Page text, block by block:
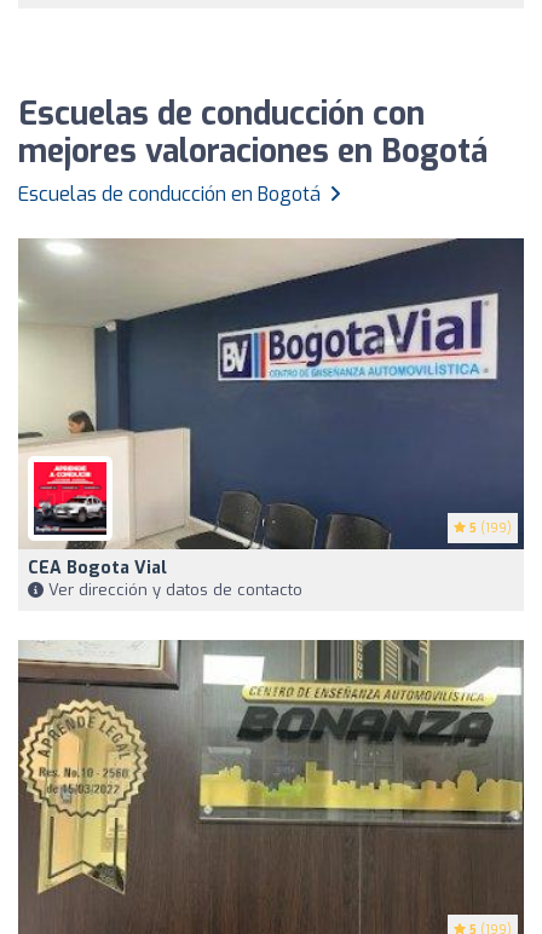
Escuelas de conducción con
mejores valoraciones en Bogotá
Escuelas de conducción en Bogotá
5 (199)
CEA Bogota Vial
Ver dirección y datos de contacto
5 (199)